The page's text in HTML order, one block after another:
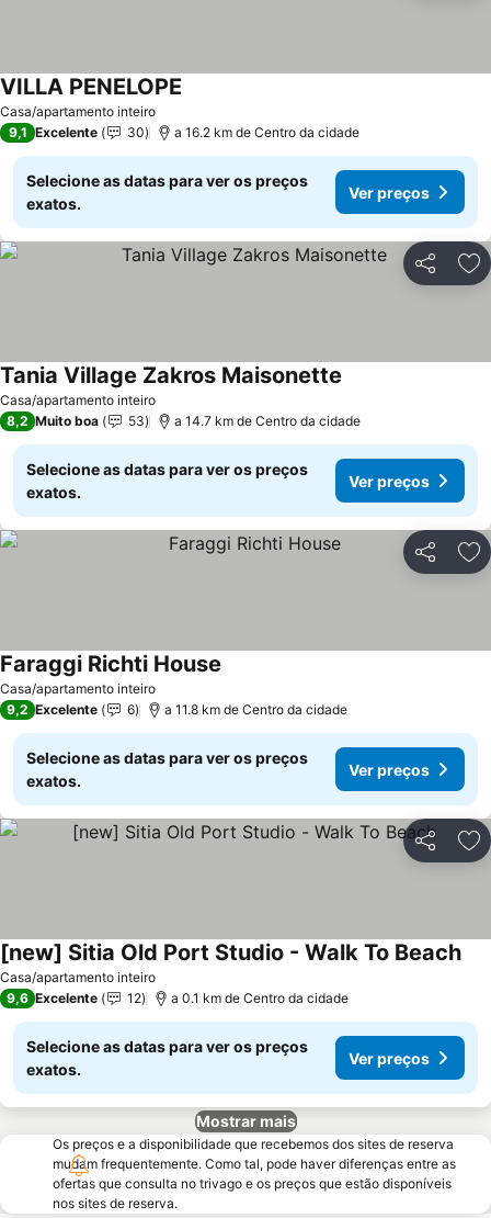
Casa/apartamento inteiro
VILLA PENELOPE
9,1 Excelente 30 a 16.2 km de Centro da cidade
Selecione as datas para ver os preços
exatos.
Ver preços
Partilhar
Casa/apartamento inteiro
Tania Village Zakros Maisonette
8,2 Muito boa 53 a 14.7 km de Centro da cidade
Selecione as datas para ver os preços
exatos.
Ver preços
Partilhar
Casa/apartamento inteiro
Faraggi Richti House
9,2 Excelente 6 a 11.8 km de Centro da cidade
Selecione as datas para ver os preços
exatos.
Ver preços
Partilhar
Casa/apartamento inteiro
[new] Sitia Old Port Studio - Walk To Beach
9,6 Excelente 12 a 0.1 km de Centro da cidade
Selecione as datas para ver os preços
exatos.
Ver preços
Mostrar mais
Os preços e a disponibilidade que recebemos dos sites de reserva
mudam frequentemente. Como tal, pode haver diferenças entre as
ofertas que consulta no trivago e os preços que estão disponíveis
nos sites de reserva.